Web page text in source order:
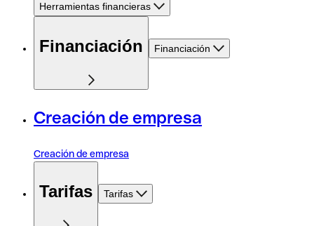
Herramientas financieras
Financiación Financiación
Creación de empresa
Creación de empresa
Tarifas Tarifas